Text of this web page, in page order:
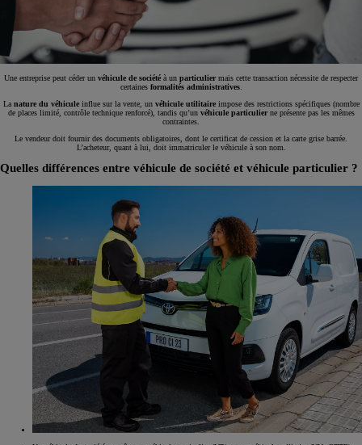
Une entreprise peut céder un véhicule de société à un particuliermais cette transaction nécessite de respecter
certaines formalités administratives.
La nature du véhiculeinflue sur la vente, un véhicule utilitaireimpose des restrictions spécifiques (nombre
de places limité, contrôle technique renforcé), tandis qu’un véhicule particulierne présente pas les mêmes
contraintes.
Le vendeur doit fournir des documents obligatoires, dont le certificat de cession et la carte grise barrée.
L’acheteur, quant à lui, doit immatriculer le véhicule à son nom.
Quelles différences entre véhicule de société et véhicule particulier ?